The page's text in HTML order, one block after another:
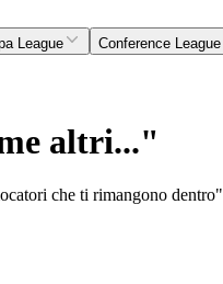
League Conference League
altri..."
che ti rimangono dentro"